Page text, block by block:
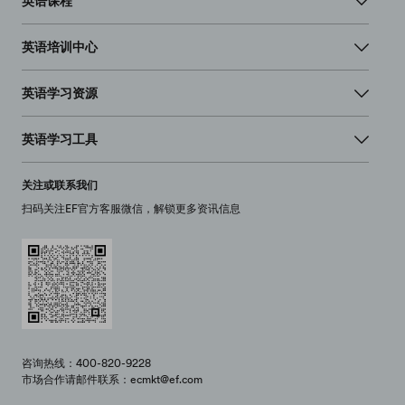
英语培训中心
英语学习资源
英语学习工具
关注或联系我们
扫码关注EF官方客服微信，解锁更多资讯信息
咨询热线：400-820-9228
市场合作请邮件联系：ecmkt@ef.com